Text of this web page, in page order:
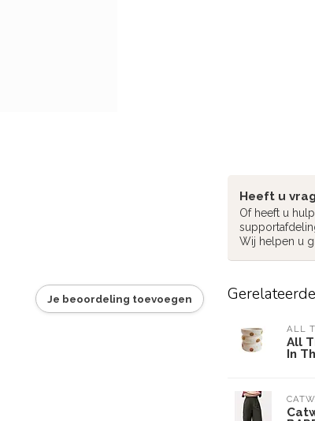
Je beoordeling toevoegen
Heeft u
Of heeft u
Wij helpen u
ALL
All
In